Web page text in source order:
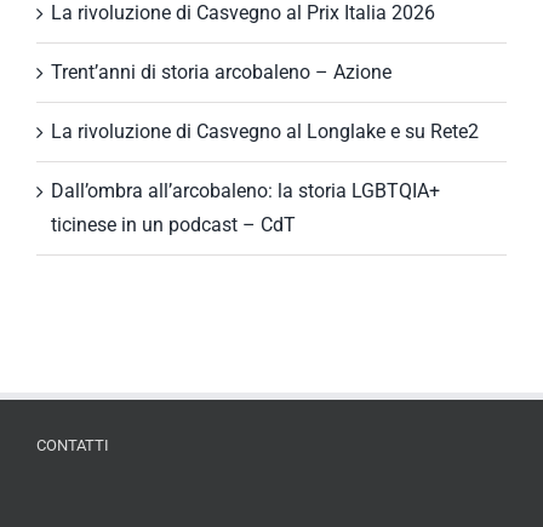
La rivoluzione di Casvegno al Prix Italia 2026
Trent’anni di storia arcobaleno – Azione
La rivoluzione di Casvegno al Longlake e su Rete2
Dall’ombra all’arcobaleno: la storia LGBTQIA+
ticinese in un podcast – CdT
CONTATTI